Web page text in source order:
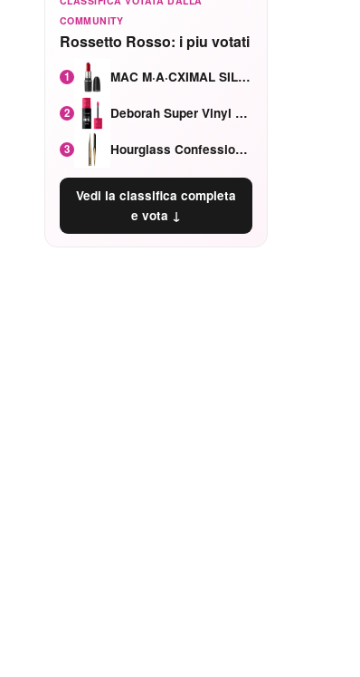
COMMUNITY
Rossetto Rosso: i piu votati
1 MAC M·A·CXIMAL SILKY MATTE Red Rock mat
2 Deborah Super Vinyl Shake Rosa Ciliegia
3 Hourglass Confession Ricaricabile Ultra Preciso Ad Alta Intensità Secretly Classic Red
Vedi la classifica completa
e vota ↓